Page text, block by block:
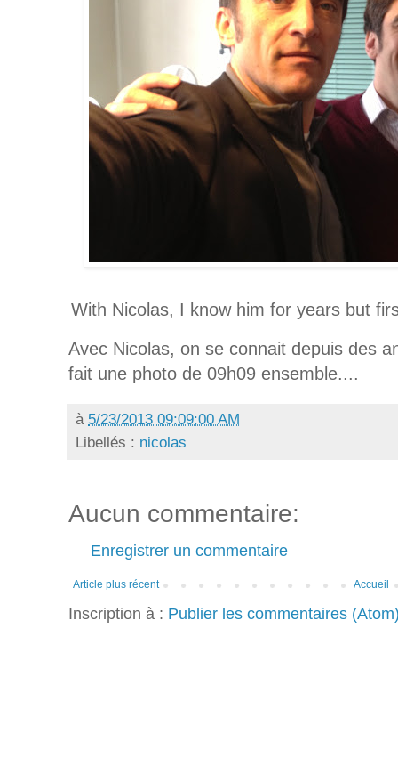
With Nicolas, I know him for years but
Avec Nicolas, on se connait depuis des
fait une photo de 09h09 ensemble....
à 5/23/2013 09:09:00 AM
Libellés : nicolas
Aucun commentaire:
Enregistrer un commentaire
Article plus récent Accueil
Inscription à : Publier les commentaires